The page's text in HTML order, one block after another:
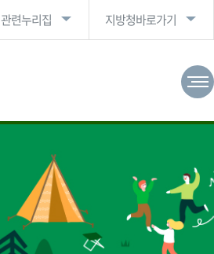
관련누리집 지방청바로가기